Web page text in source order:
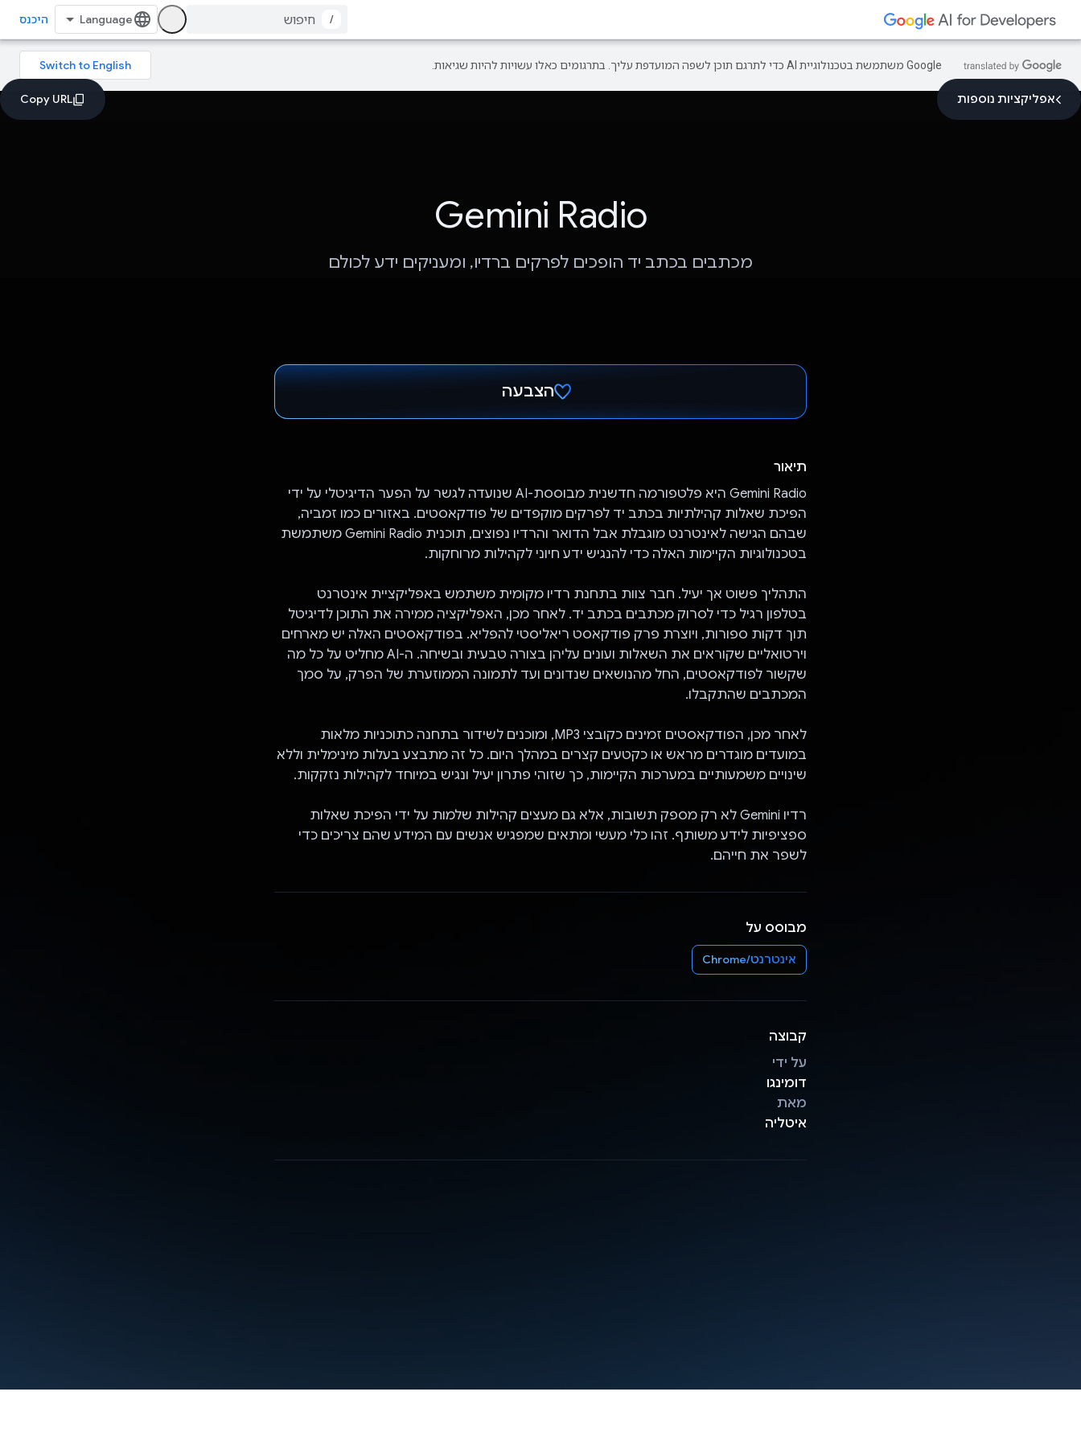
/ היכנס
‫Google משתמשת בטכנולוגיית AI כדי לתרגם תוכן לשפה המועדפת עליך. בתרגומים כאלו עשויות להיות שגיאות.
אפליקציות נוספות
Gemini Radio
מכתבים בכתב יד הופכים לפרקים ברדיו, ומעניקים ידע לכולם
הצבעה
תיאור
Gemini Radio היא פלטפורמה חדשנית מבוססת-AI שנועדה לגשר על הפער הדיגיטלי על ידי
הפיכת שאלות קהילתיות בכתב יד לפרקים מוקפדים של פודקאסטים. באזורים כמו זמביה,
שבהם הגישה לאינטרנט מוגבלת אבל הדואר והרדיו נפוצים, תוכנית Gemini Radio משתמשת
בטכנולוגיות הקיימות האלה כדי להנגיש ידע חיוני לקהילות מרוחקות.
התהליך פשוט אך יעיל. חבר צוות בתחנת רדיו מקומית משתמש באפליקציית אינטרנט
בטלפון רגיל כדי לסרוק מכתבים בכתב יד. לאחר מכן, האפליקציה ממירה את התוכן לדיגיטל
תוך דקות ספורות, ויוצרת פרק פודקאסט ריאליסטי להפליא. בפודקאסטים האלה יש מארחים
וירטואליים שקוראים את השאלות ועונים עליהן בצורה טבעית ובשיחה. ה-AI מחליט על כל מה
שקשור לפודקאסטים, החל מהנושאים שנדונים ועד לתמונה הממוזערת של הפרק, על סמך
המכתבים שהתקבלו.
לאחר מכן, הפודקאסטים זמינים כקובצי MP3, ומוכנים לשידור בתחנה כתוכניות מלאות
במועדים מוגדרים מראש או כקטעים קצרים במהלך היום. כל זה מתבצע בעלות מינימלית וללא
שינויים משמעותיים במערכות הקיימות, כך שזוהי פתרון יעיל ונגיש במיוחד לקהילות נזקקות.
רדיו Gemini לא רק מספק תשובות, אלא גם מעצים קהילות שלמות על ידי הפיכת שאלות
ספציפיות לידע משותף. זהו כלי מעשי ומתאים שמפגיש אנשים עם המידע שהם צריכים כדי
לשפר את חייהם.
מבוסס על
אינטרנט/Chrome
קבוצה
על ידי
דומינגו
מאת
איטליה